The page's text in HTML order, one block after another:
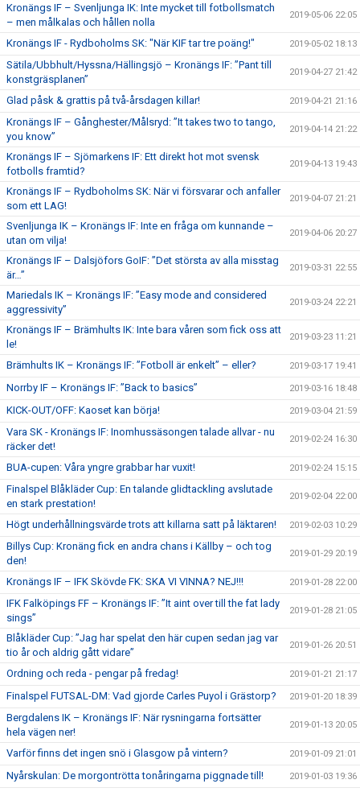
Kronängs IF – Svenljunga IK: Inte mycket till fotbollsmatch
– men målkalas och hållen nolla
2019-05-06 22:05
Kronängs IF - Rydboholms SK: "När KIF tar tre poäng!" 2019-05-02 18:13
Sätila/Ubbhult/Hyssna/Hällingsjö – Kronängs IF: ”Pant till
konstgräsplanen”
2019-04-27 21:42
Glad påsk & grattis på två-årsdagen killar! 2019-04-21 21:16
Kronängs IF – Gånghester/Målsryd: ”It takes two to tango,
you know”
2019-04-14 21:22
Kronängs IF – Sjömarkens IF: Ett direkt hot mot svensk
fotbolls framtid?
2019-04-13 19:43
Kronängs IF – Rydboholms SK: När vi försvarar och anfaller
som ett LAG!
2019-04-07 21:21
Svenljunga IK – Kronängs IF: Inte en fråga om kunnande –
utan om vilja!
2019-04-06 20:27
Kronängs IF – Dalsjöfors GoIF: ”Det största av alla misstag
är…”
2019-03-31 22:55
Mariedals IK – Kronängs IF: ”Easy mode and considered
aggressivity”
2019-03-24 22:21
Kronängs IF – Brämhults IK: Inte bara våren som fick oss att
le!
2019-03-23 11:21
Brämhults IK – Kronängs IF: ”Fotboll är enkelt” – eller? 2019-03-17 19:41
Norrby IF – Kronängs IF: ”Back to basics” 2019-03-16 18:48
KICK-OUT/OFF: Kaoset kan börja! 2019-03-04 21:59
Vara SK - Kronängs IF: Inomhussäsongen talade allvar - nu
räcker det!
2019-02-24 16:30
BUA-cupen: Våra yngre grabbar har vuxit! 2019-02-24 15:15
Finalspel Blåkläder Cup: En talande glidtackling avslutade
en stark prestation!
2019-02-04 22:00
Högt underhållningsvärde trots att killarna satt på läktaren! 2019-02-03 10:29
Billys Cup: Kronäng fick en andra chans i Källby – och tog
den!
2019-01-29 20:19
Kronängs IF – IFK Skövde FK: SKA VI VINNA? NEJ!!! 2019-01-28 22:00
IFK Falköpings FF – Kronängs IF: ”It aint over till the fat lady
sings”
2019-01-28 21:05
Blåkläder Cup: ”Jag har spelat den här cupen sedan jag var
tio år och aldrig gått vidare”
2019-01-26 20:51
Ordning och reda - pengar på fredag! 2019-01-21 21:17
Finalspel FUTSAL-DM: Vad gjorde Carles Puyol i Grästorp? 2019-01-20 18:39
Bergdalens IK – Kronängs IF: När rysningarna fortsätter
hela vägen ner!
2019-01-13 20:05
Varför finns det ingen snö i Glasgow på vintern? 2019-01-09 21:01
Nyårskulan: De morgontrötta tonåringarna piggnade till! 2019-01-03 19:36